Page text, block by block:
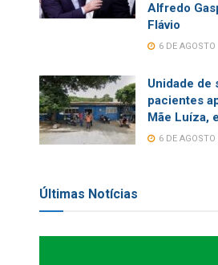
Alfredo
Flávio
6 DE
Unidade de
pacientes
Mãe Luíza,
6 DE
Últimas Notícias